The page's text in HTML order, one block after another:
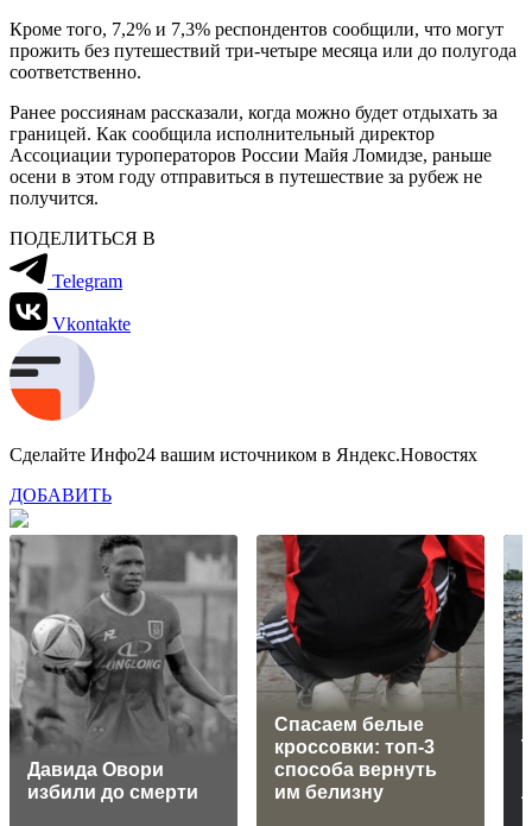
Кроме того, 7,2% и 7,3% респондентов сообщили, что могут
прожить без путешествий три-четыре месяца или до полугода
соответственно.
Ранее россиянам рассказали, когда можно будет отдыхать за
границей. Как сообщила исполнительный директор
Ассоциации туроператоров России Майя Ломидзе, раньше
осени в этом году отправиться в путешествие за рубеж не
получится.
ПОДЕЛИТЬСЯ В
Telegram
Vkontakte
Сделайте Инфо24 вашим источником в Яндекс.Новостях
ДОБАВИТЬ
Давида Овори
избили до смерти
Спасаем белые
кроссовки: топ-3
способа вернуть
им белизну